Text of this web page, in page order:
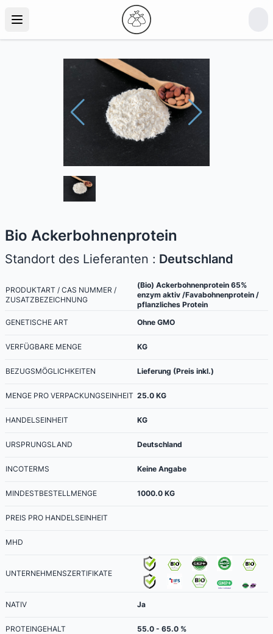
Bio Ackerbohnenprotein
Standort des Lieferanten : Deutschland
PRODUKTART / CAS NUMMER /
ZUSATZBEZEICHNUNG
(Bio) Ackerbohnenprotein 65%
enzym aktiv /Favabohnenprotein /
pflanzliches Protein
GENETISCHE ART
Ohne GMO
VERFÜGBARE MENGE KG
BEZUGSMÖGLICHKEITEN Lieferung (Preis inkl.)
MENGE PRO VERPACKUNGSEINHEIT 25.0 KG
HANDELSEINHEIT KG
URSPRUNGSLAND Deutschland
INCOTERMS Keine Angabe
MINDESTBESTELLMENGE 1000.0 KG
PREIS PRO HANDELSEINHEIT
MHD
UNTERNEHMENSZERTIFIKATE
NATIV Ja
PROTEINGEHALT 55.0 - 65.0 %